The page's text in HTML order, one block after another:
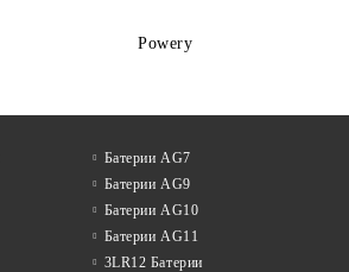
Powery
Батерии AG7
Батерии AG9
Батерии AG10
Батерии AG11
3LR12 Батерии